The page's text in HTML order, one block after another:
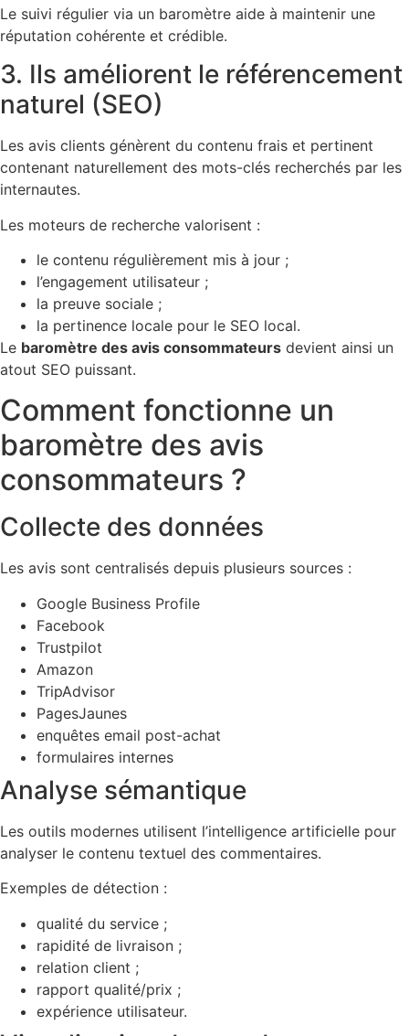
Le suivi régulier via un baromètre aide à maintenir une
réputation cohérente et crédible.
3. Ils améliorent le référencement
naturel (SEO)
Les avis clients génèrent du contenu frais et pertinent
contenant naturellement des mots-clés recherchés par les
internautes.
Les moteurs de recherche valorisent :
le contenu régulièrement mis à jour ;
l’engagement utilisateur ;
la preuve sociale ;
la pertinence locale pour le SEO local.
Le baromètre des avis consommateurs devient ainsi un
atout SEO puissant.
Comment fonctionne un
baromètre des avis
consommateurs ?
Collecte des données
Les avis sont centralisés depuis plusieurs sources :
Google Business Profile
Facebook
Trustpilot
Amazon
TripAdvisor
PagesJaunes
enquêtes email post-achat
formulaires internes
Analyse sémantique
Les outils modernes utilisent l’intelligence artificielle pour
analyser le contenu textuel des commentaires.
Exemples de détection :
qualité du service ;
rapidité de livraison ;
relation client ;
rapport qualité/prix ;
expérience utilisateur.